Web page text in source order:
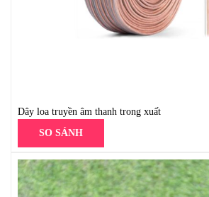
Dây loa truyền âm thanh trong xuất
SO SÁNH